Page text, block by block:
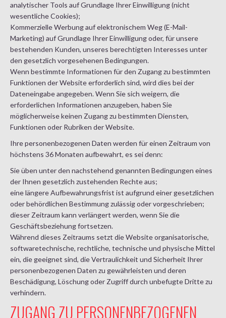
analytischer Tools auf Grundlage Ihrer Einwilligung (nicht
wesentliche Cookies);
Kommerzielle Werbung auf elektronischem Weg (E-Mail-
Marketing) auf Grundlage Ihrer Einwilligung oder, für unsere
bestehenden Kunden, unseres berechtigten Interesses unter
den gesetzlich vorgesehenen Bedingungen.
Wenn bestimmte Informationen für den Zugang zu bestimmten
Funktionen der Website erforderlich sind, wird dies bei der
Dateneingabe angegeben. Wenn Sie sich weigern, die
erforderlichen Informationen anzugeben, haben Sie
möglicherweise keinen Zugang zu bestimmten Diensten,
Funktionen oder Rubriken der Website.
Ihre personenbezogenen Daten werden für einen Zeitraum von
höchstens 36 Monaten aufbewahrt, es sei denn:
Sie üben unter den nachstehend genannten Bedingungen eines
der Ihnen gesetzlich zustehenden Rechte aus;
eine längere Aufbewahrungsfrist ist aufgrund einer gesetzlichen
oder behördlichen Bestimmung zulässig oder vorgeschrieben;
dieser Zeitraum kann verlängert werden, wenn Sie die
Geschäftsbeziehung fortsetzen.
Während dieses Zeitraums setzt die Website organisatorische,
softwaretechnische, rechtliche, technische und physische Mittel
ein, die geeignet sind, die Vertraulichkeit und Sicherheit Ihrer
personenbezogenen Daten zu gewährleisten und deren
Beschädigung, Löschung oder Zugriff durch unbefugte Dritte zu
verhindern.
ZUGANG ZU PERSONENBEZOGENEN